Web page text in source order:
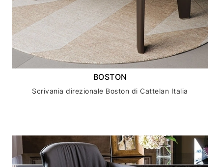
BOSTON
Scrivania direzionale Boston di Cattelan Italia